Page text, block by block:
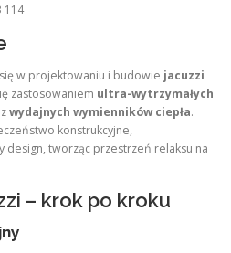
114
w projektowaniu i budowie jacuzzi
zastosowaniem ultra-wytrzymałych
wydajnych wymienników ciepła.
konstrukcyjne,
design, tworząc przestrzeń relaksu na
– krok po kroku